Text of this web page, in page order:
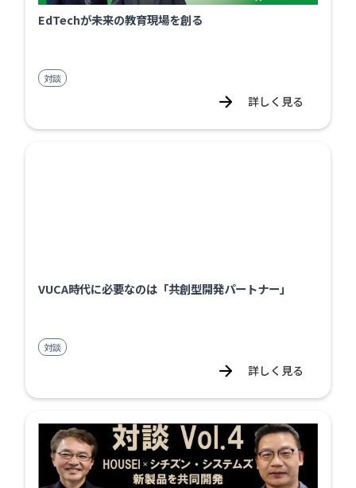
EdTechが未来の教育現場を創る
対談
詳しく見る
VUCA時代に必要なのは「共創型開発パートナー」
対談
詳しく見る